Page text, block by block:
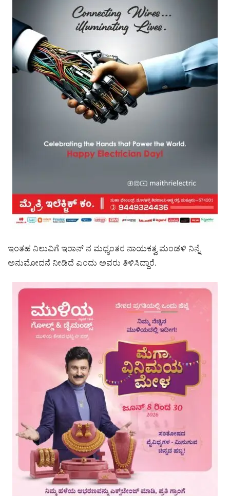
ಇಂತಹ ನಿಲುವಿಗೆ ಇರಾನ್ ನ ಮಧ್ಯಂತರ ನಾಯಕತ್ವ ಮಂಡಳಿ ನಿನ್ನೆ
ಅನುಮೋದನೆ ನೀಡಿದೆ ಎಂದು ಅವರು ತಿಳಿಸಿದ್ದಾರೆ.